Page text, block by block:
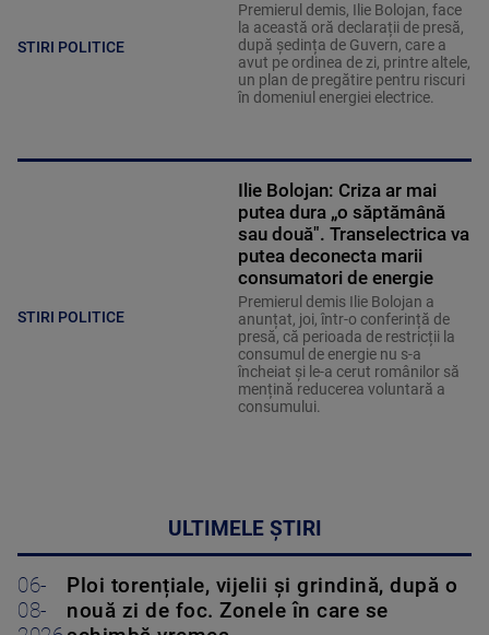
STIRI POLITICE
Premierul demis, Ilie Bolojan, face
la această oră declarații de presă,
după ședința de Guvern, care a
avut pe ordinea de zi, printre altele,
un plan de pregătire pentru riscuri
în domeniul energiei electrice.
STIRI POLITICE
Ilie Bolojan: Criza ar mai
putea dura „o săptămână
sau două". Transelectrica va
putea deconecta marii
consumatori de energie
Premierul demis Ilie Bolojan a
anunțat, joi, într-o conferință de
presă, că perioada de restricții la
consumul de energie nu s-a
încheiat și le-a cerut românilor să
mențină reducerea voluntară a
consumului.
ULTIMELE ȘTIRI
06-
08-
Ploi torențiale, vijelii și grindină, după o
nouă zi de foc. Zonele în care se